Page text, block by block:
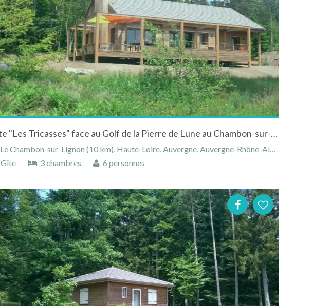
Gîte "Les Tricasses" face au Golf de la Pierre de Lune au Chambon-sur-Lignon
Le Chambon-sur-Lignon (10 km), Haute-Loire, Auvergne, Auvergne-Rhône-Alpes, France
Gîte
3 chambres 6 personnes